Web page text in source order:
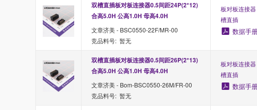
双槽直插板对板连接器0.5间距24P(2*12)
合高5.0H 公高1.0H 母高4.0H
文章济美 - BSC0550-22F/MR-00
竞品料号: 暂无
板对板连接
槽直插
数据手
双槽直插板对板连接器0.5间距26P(2*13)
合高5.0H 公高1.0H 母高4.0H
文章济美 - Bom-BSC0550-26M/FR-00
竞品料号: 暂无
板对板连接
槽直插
数据手